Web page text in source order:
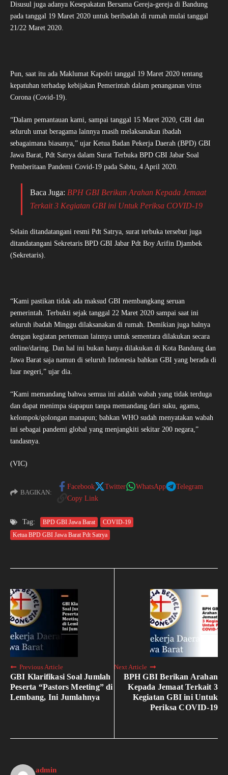
Disusul juga adanya Kesepakatan Bersama Gereja-gereja di Bandung
pada tanggal 19 Maret 2020 untuk beribadah di rumah mulai tanggal
21/22 Maret 2020.
Pun, saat itu ada Maklumat Kapolri tanggal 19 Maret 2020 tentang
kepatuhan terhadap kebijakan Pemerintah dalam penanganan virus
Corona (Covid-19).
“Dalam pemantauan kami, sampai tanggal 15 Maret 2020, GBI dan
seluruh umat beragama lainnya masih melaksanakan ibadah
sebagaimana biasanya,” ujar Ketua Badan Pekerja Daerah (BPD) GBI
Jawa Barat, Pdt Satrya dalam Surat Terbuka BPD GBI Jabar Soal
Pemberitaan Pandemi Covid-19 pada Sabtu, 4 April 2020.
Baca Juga: BPH GBI Berikan Arahan Kepada Jemaat
Terkait 3 Kegiatan GBI ini Untuk Periksa COVID-19
Selain ditandatangani resmi Pdt Satrya, surat terbuka tersebut juga
ditandatangani Sekretaris BPD GBI Jabar Pdt Boy Arifin Djambek
(Sekretaris).
“Kami pastikan tidak ada maksud GBI membangkang seruan
pemerintah. Terbukti sejak tanggal 22 Maret 2020 sampai saat ini
seluruh ibadah Minggu dilaksanakan di rumah. Demikian juga halnya
dengan kegiatan pertemuan lainnya untuk sementara dilakukan secara
online/daring. Dan hal ini bukan hanya dilakukan di Kota Bandung dan
Jawa Barat saja namun di seluruh Indonesia bahkan GBI yang berada di
luar negeri,” ujar dia.
“Kami memandang bahwa semua ini adalah wabah yang tidak terduga
dan dapat menimpa siapapun tanpa memandang dari suku, agama,
kelompok/golongan manapun; bahkan WHO sudah menyatakan wabah
ini sebagai pandemi global yang menjangkiti sekitar 200 negara,”
tandasnya.
(VIC)
BAGIKAN:
Facebook Twitter WhatsApp
Telegram
Copy Link
Tag: BPD GBI Jawa Barat
COVID-19
Ketua BPD GBI Jawa Barat Pdt Satrya
Previous Article
GBI Klarifikasi Soal Jumlah
Peserta “Pastors Meeting” di
Lembang, Ini Jumlahnya
Next Article
BPH GBI Berikan Arahan
Kepada Jemaat Terkait 3
Kegiatan GBI ini Untuk
Periksa COVID-19
admin